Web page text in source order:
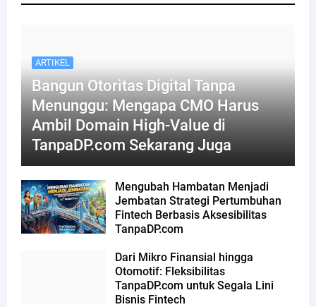
ARTIKEL
Bangun Otoritas Digital Tanpa
Menunggu: Mengapa CMO Harus
Ambil Domain High-Value di
TanpaDP.com Sekarang Juga
Mengubah Hambatan Menjadi
Jembatan Strategi Pertumbuhan
Fintech Berbasis Aksesibilitas
TanpaDP.com
Dari Mikro Finansial hingga
Otomotif: Fleksibilitas
TanpaDP.com untuk Segala Lini
Bisnis Fintech